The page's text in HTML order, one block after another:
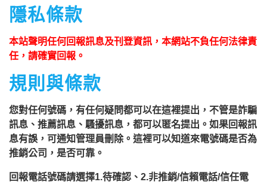
隱私條款
本站聲明任何回報訊息及刊登資訊，本網站不負任何法律責
任，請確實回報。
規則與條款
您對任何號碼，有任何疑問都可以在這裡提出，不管是詐騙
訊息、推薦訊息、騷擾訊息，都可以匿名提出。如果回報訊
息有誤，可通知管理員刪除。這裡可以知道來電號碼是否為
推銷公司，是否可靠。
回報電話號碼請選擇1.待確認、2.非推銷/信賴電話/信任電